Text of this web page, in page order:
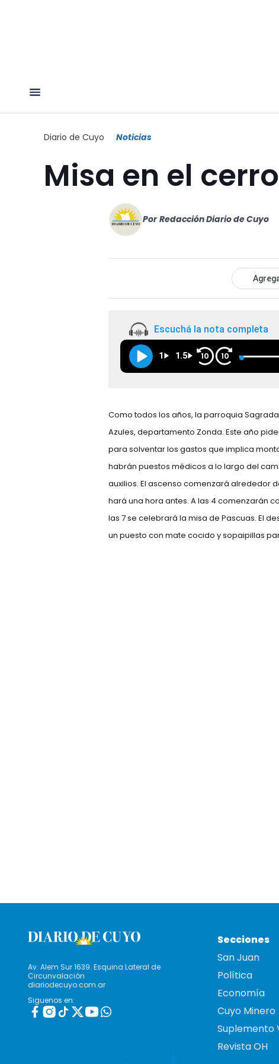
Diario de Cuyo Noticias
Misa en el cerro
Por Redacción Diario de Cuyo
Escuchá la nota completa
1 1.5 10 10
Como todos los años, la parroquia
Azules, departamento Zonda. Este año
para solventar los gastos que implica
habrán puestos médicos a lo largo del
auxilios. El ascenso comenzará alrededor
hará una hora antes. A las 4 comenzarán
las 7 se celebrará la misa de Pascuas. El
un puesto con mate cocido y sopaipillas
Av. Alem Sur 1639. Esquina Lateral de
Circunvalación
diariodecuyo.com.ar
Siguenos en:
Secciones
San Juan
Política
Economía
Cuyo Minero
Suplemento
Revista OH